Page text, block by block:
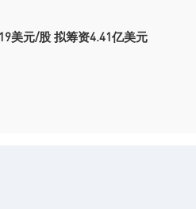
美元/股 拟筹资4.41亿美元